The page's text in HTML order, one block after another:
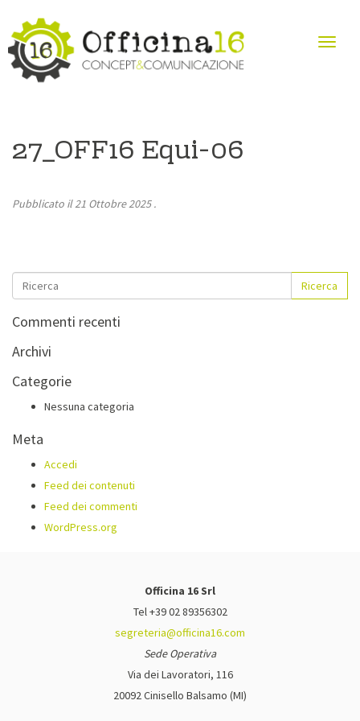
27_OFF16 Equi-06
Pubblicato il21 Ottobre 2025.
Ricerca
Commenti recenti
Archivi
Categorie
Nessuna categoria
Meta
Accedi
Feed dei contenuti
Feed dei commenti
WordPress.org
Officina 16 Srl
Tel +39 02 89356302
segreteria@officina16.com
Sede Operativa
Via dei Lavoratori, 116
20092 Cinisello Balsamo (MI)